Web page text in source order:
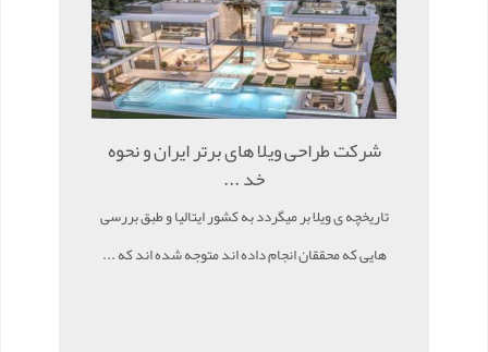
شرکت طراحی ویلا های برتر ایران و نحوه
خد ...
تاریخچه ی ویلا بر میگردد به کشور ایتالیا و طبق بررسی
هایی که محققان انجام داده اند متوجه شده اند که ...